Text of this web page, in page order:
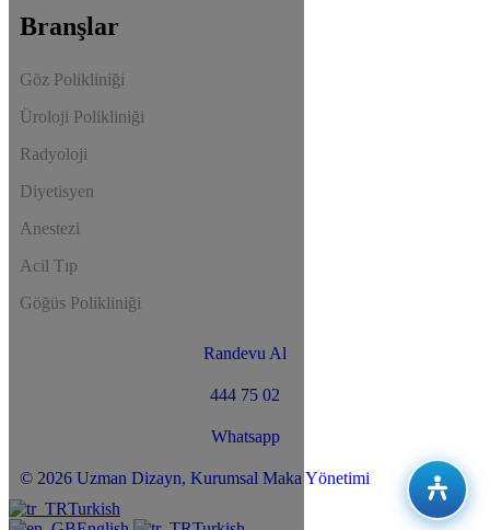
Branşlar
Göz Polikliniği
Üroloji Polikliniği
Radyoloji
Diyetisyen
Anestezi
Acil Tıp
Göğüs Polikliniği
Randevu Al
444 75 02
Whatsapp
© 2026 Uzman Dizayn, Kurumsal Maka Yönetimi
Turkish